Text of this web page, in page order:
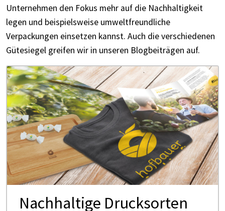
Unternehmen den Fokus mehr auf die Nachhaltigkeit
legen und beispielsweise umweltfreundliche
Verpackungen einsetzen kannst. Auch die verschiedenen
Gütesiegel greifen wir in unseren Blogbeiträgen auf.
Nach­hal­ti­ge Drucks­or­ten